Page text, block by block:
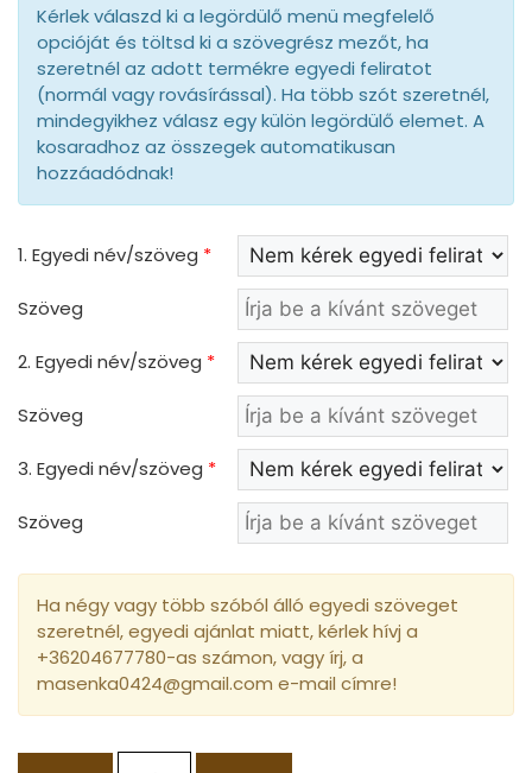
Kérlek válaszd ki a legördülő menü megfelelő
opcióját és töltsd ki a szövegrész mezőt, ha
szeretnél az adott termékre egyedi feliratot
(normál vagy rovásírással). Ha több szót szeretnél,
mindegyikhez válasz egy külön legördülő elemet. A
kosaradhoz az összegek automatikusan
hozzáadódnak!
1. Egyedi név/szöveg *
Szöveg
2. Egyedi név/szöveg *
Szöveg
3. Egyedi név/szöveg *
Szöveg
Ha négy vagy több szóból álló egyedi szöveget
szeretnél, egyedi ajánlat miatt, kérlek hívj a
+36204677780-as számon, vagy írj, a
masenka0424@gmail.com e-mail címre!